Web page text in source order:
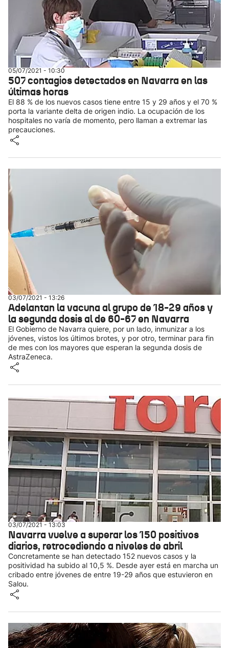
05/07/2021 - 10:30
507 contagios detectados en Navarra en las
últimas horas
El 88 % de los nuevos casos tiene entre 15 y 29 años y el 70 %
porta la variante delta de origen indio. La ocupación de los
hospitales no varía de momento, pero llaman a extremar las
precauciones.
03/07/2021 - 13:26
Adelantan la vacuna al grupo de 18-29 años y
la segunda dosis al de 60-67 en Navarra
El Gobierno de Navarra quiere, por un lado, inmunizar a los
jóvenes, vistos los últimos brotes, y por otro, terminar para fin
de mes con los mayores que esperan la segunda dosis de
AstraZeneca.
03/07/2021 - 13:03
Navarra vuelve a superar los 150 positivos
diarios, retrocediendo a niveles de abril
Concretamente se han detectado 152 nuevos casos y la
positividad ha subido al 10,5 %. Desde ayer está en marcha un
cribado entre jóvenes de entre 19-29 años que estuvieron en
Salou.